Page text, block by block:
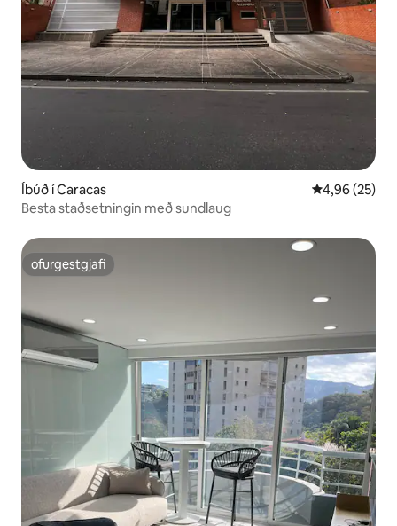
Íbúð í Caracas 4,96 af 5 í
4,96 (25)
Besta staðsetningin með sundlaug
ofurgestgjafi
ofurgestgjafi